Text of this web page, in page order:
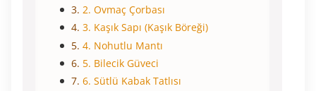
2. Ovmaç Çorbası
3. Kaşık Sapı (Kaşık Böreği)
4. Nohutlu Mantı
5. Bilecik Güveci
6. Sütlü Kabak Tatlısı